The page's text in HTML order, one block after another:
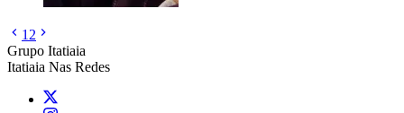
1 2
Grupo Itatiaia
Itatiaia Nas Redes